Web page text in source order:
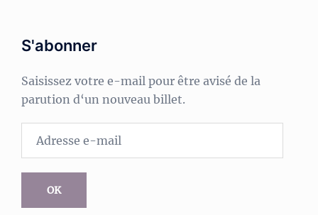
S'abonner
Saisissez votre e-mail pour être avisé de la
parution d‘un nouveau billet.
OK